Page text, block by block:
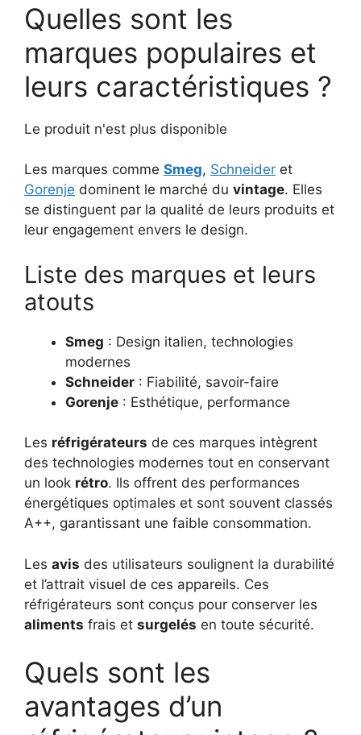
Quelles sont les
marques populaires et
leurs caractéristiques ?
Le produit n'est plus disponible
Les marques comme Smeg, Schneider et
Gorenje dominent le marché du vintage. Elles
se distinguent par la qualité de leurs produits et
leur engagement envers le design.
Liste des marques et leurs
atouts
Smeg : Design italien, technologies
modernes
Schneider : Fiabilité, savoir-faire
Gorenje : Esthétique, performance
Les réfrigérateurs de ces marques intègrent
des technologies modernes tout en conservant
un look rétro. Ils offrent des performances
énergétiques optimales et sont souvent classés
A++, garantissant une faible consommation.
Les avis des utilisateurs soulignent la durabilité
et l’attrait visuel de ces appareils. Ces
réfrigérateurs sont conçus pour conserver les
aliments frais et surgelés en toute sécurité.
Quels sont les
avantages d’un